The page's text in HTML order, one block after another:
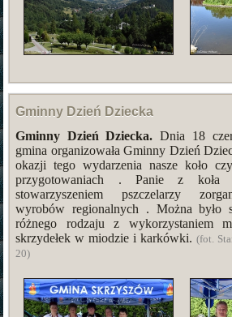
Gminny Dzień Dziecka
Gminny Dzień Dziecka. Dnia 18
gmina organizowała Gminny Dzień
okazji tego wydarzenia nasze koło
przygotowaniach . Panie z koła
stowarzyszeniem pszczelarzy
wyrobów regionalnych . Można było
różnego rodzaju z wykorzystaniem
skrzydełek w miodzie i karkówki.(fot.
20)